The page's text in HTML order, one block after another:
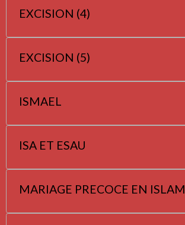
EXCISION (4)
EXCISION (5)
ISMAEL
ISA ET ESAU
MARIAGE PRECOCE EN ISLAM